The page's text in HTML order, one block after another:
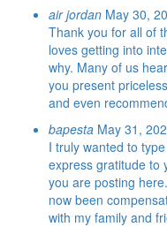
air jordan May 30,
Thank you for all of
loves getting into
why. Many of us
you present
and even
bapesta May 31,
I truly wanted to
express gratitude to
you are posting
now been
with my family and